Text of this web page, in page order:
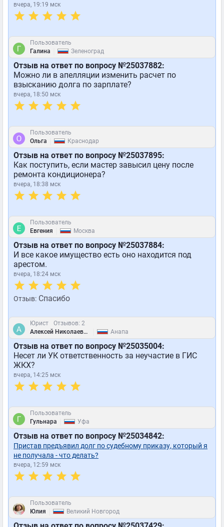
вчера, 19:19 мск
Пользователь
Галина
Зеленоград
Отзыв на ответ по вопросу №25037882:
Можно ли в апелляции изменить расчет по
взысканию долга по зарплате?
вчера, 18:50 мск
Пользователь
Ольга
Краснодар
Отзыв на ответ по вопросу №25037895:
Как поступить, если мастер завысил цену после
ремонта кондиционера?
вчера, 18:38 мск
Пользователь
Евгения
Москва
Отзыв на ответ по вопросу №25037884:
И все какое имущество есть оно находится под
арестом.
вчера, 18:24 мск
Отзыв: Спасибо
Юрист
Отзывов: 2
Алексей Николаевич
Анапа
Отзыв на ответ по вопросу №25035004:
Несет ли УК ответственность за неучастие в ГИС
ЖКХ?
вчера, 14:25 мск
Пользователь
Гульнара
Уфа
Отзыв на ответ по вопросу №25034842:
Пристав предъявил долг по судебному приказу, который я
не получала - что делать?
вчера, 12:59 мск
Пользователь
Юлия
Великий Новгород